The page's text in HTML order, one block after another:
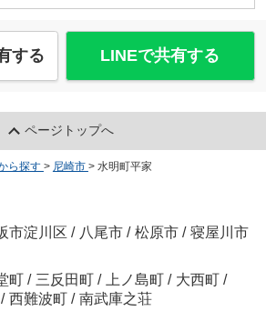
する LINEで共有する
ページトップへ
ら探す > 尼崎市 > 水明町平家
市淀川区 / 八尾市 / 松原市 / 寝屋川市
町 / 三反田町 / 上ノ島町 / 大西町 /
/ 西難波町 / 南武庫之荘